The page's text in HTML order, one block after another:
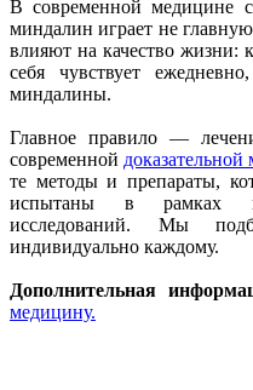
В современной медицине
миндалин играет не
влияют на качество жизни:
себя чувствует
миндалины.
Главное правило —
современной
те методы и препараты,
испытаны в рамках
исследований. Мы
индивидуально каждому.
Дополнительная
медицину.